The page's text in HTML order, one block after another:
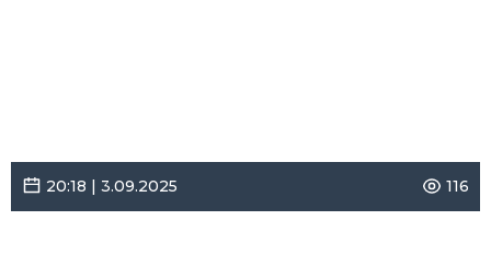
20:18 | 3.09.2025 116